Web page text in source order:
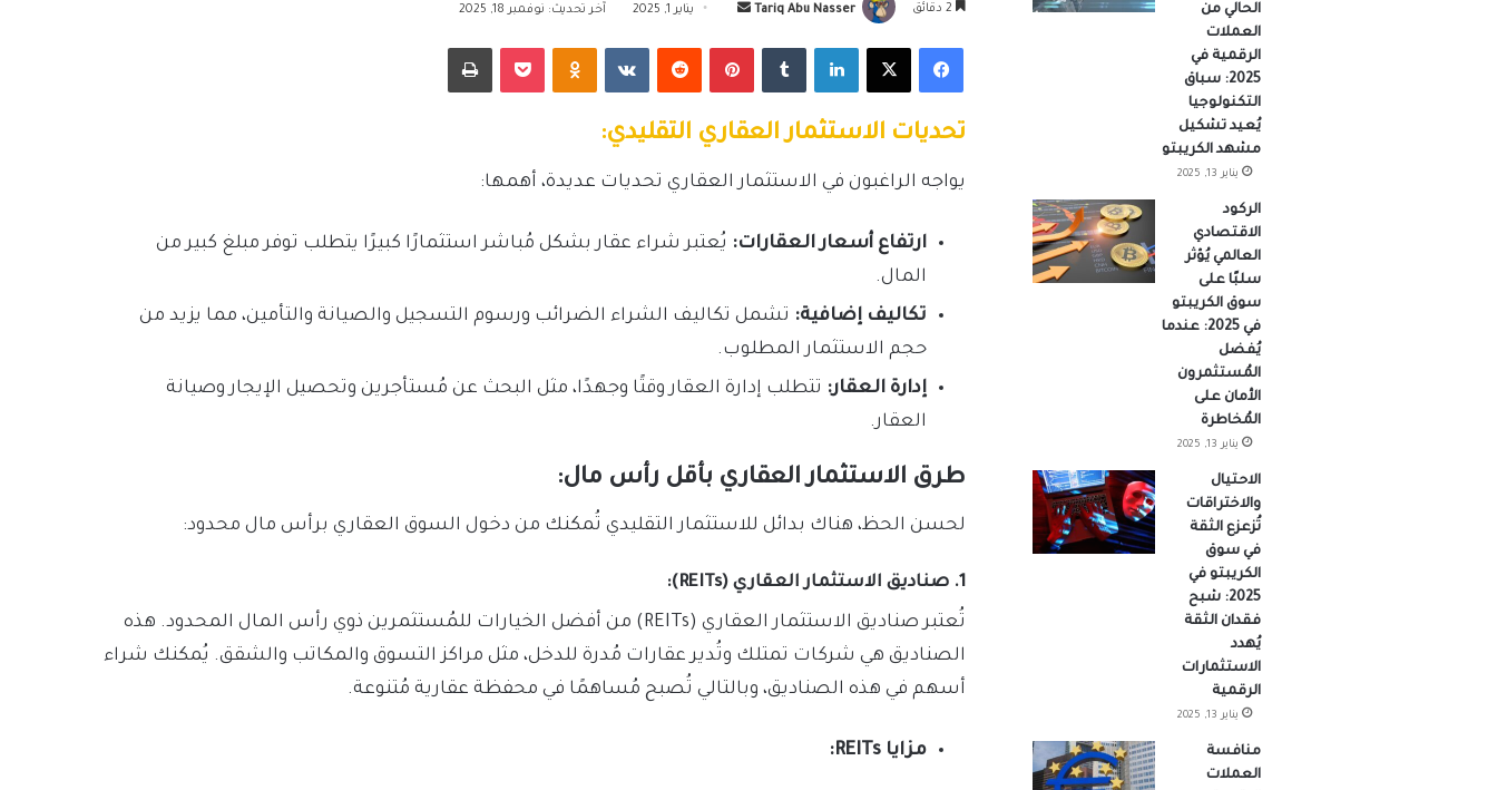
Tariq Abu Nasser
أرسل
إلكترونيا
يناير 1, 2025 آخر تحديث: نوفمبر 18, 2025
فيسبوك ‫X لينكدإن بينتيريست Odnoklassniki
‫Pocket طباعة
تحديات الاستثمار العقاري التقليدي:
يواجه الراغبون في الاستثمار العقاري تحديات عديدة، أهمها:
ارتفاع أسعار العقارات: يُعتبر شراء عقار بشكل مُباشر استثمارًا كبيرًا يتطلب توفر مبلغ كبير من
المال.
تكاليف إضافية: تشمل تكاليف الشراء الضرائب ورسوم التسجيل والصيانة والتأمين، مما يزيد من
حجم الاستثمار المطلوب.
إدارة العقار: تتطلب إدارة العقار وقتًا وجهدًا، مثل البحث عن مُستأجرين وتحصيل الإيجار وصيانة
العقار.
طرق الاستثمار العقاري بأقل رأس مال:
لحسن الحظ، هناك بدائل للاستثمار التقليدي تُمكنك من دخول السوق العقاري برأس مال محدود:
1. صناديق الاستثمار العقاري (REITs):
تُعتبر صناديق الاستثمار العقاري (REITs) من أفضل الخيارات للمُستثمرين ذوي رأس المال المحدود. هذه
الصناديق هي شركات تمتلك وتُدير عقارات مُدرة للدخل، مثل مراكز التسوق والمكاتب والشقق. يُمكنك شراء
أسهم في هذه الصناديق، وبالتالي تُصبح مُساهمًا في محفظة عقارية مُتنوعة.
مزايا REITs:
الحالي من
العملات
الرقمية في
2025: سباق
التكنولوجيا
يُعيد تشكيل
مشهد الكريبتو
يناير 13, 2025
الركود
الاقتصادي
العالمي يُؤثر
سلبًا على
سوق الكريبتو
في 2025: عندما
يُفضل
المُستثمرون
الأمان على
المُخاطرة
يناير 13, 2025
الاحتيال
والاختراقات
تُزعزع الثقة
في سوق
الكريبتو في
2025: شبح
فقدان الثقة
يُهدد
الاستثمارات
الرقمية
يناير 13, 2025
منافسة
العملات